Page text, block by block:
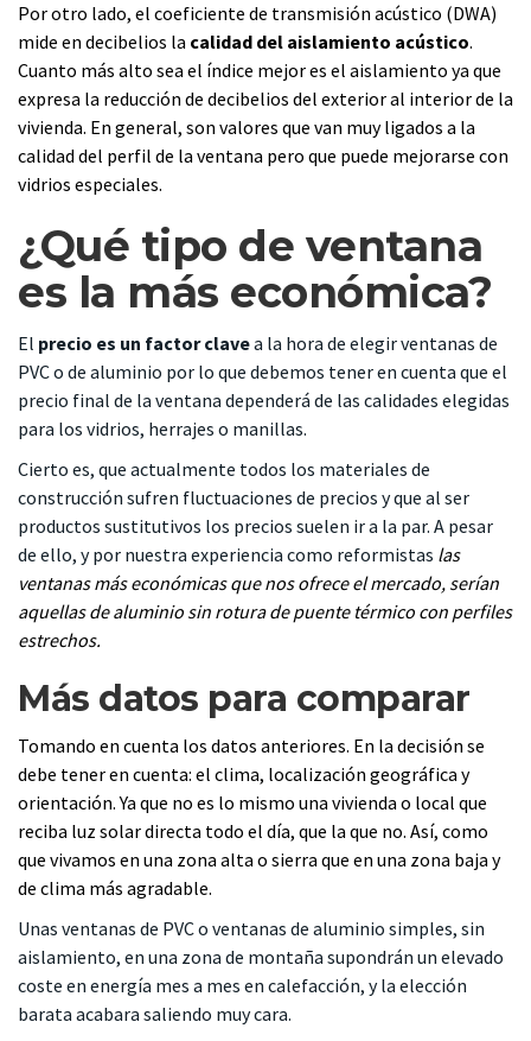
Por otro lado, el coeficiente de transmisión acústico (DWA)
mide en decibelios la calidad del aislamiento acústico.
Cuanto más alto sea el índice mejor es el aislamiento ya que
expresa la reducción de decibelios del exterior al interior de la
vivienda. En general, son valores que van muy ligados a la
calidad del perfil de la ventana pero que puede mejorarse con
vidrios especiales.
¿Qué tipo de ventana
es la más económica?
El precio es un factor clavea la hora de elegir ventanas de
PVC o de aluminio por lo que debemos tener en cuenta que el
precio final de la ventana dependerá de las calidades elegidas
para los vidrios, herrajes o manillas.
Cierto es, que actualmente todos los materiales de
construcción sufren fluctuaciones de precios y que al ser
productos sustitutivos los precios suelen ir a la par. A pesar
de ello, y por nuestra experiencia como reformistas las
ventanas más económicas que nos ofrece el mercado, serían
aquellas de aluminio sin rotura de puente térmico con perfiles
estrechos.
Más datos para comparar
Tomando en cuenta los datos anteriores. En la decisión se
debe tener en cuenta: el clima, localización geográfica y
orientación. Ya que no es lo mismo una vivienda o local que
reciba luz solar directa todo el día, que la que no. Así, como
que vivamos en una zona alta o sierra que en una zona baja y
de clima más agradable.
Unas ventanas de PVC o ventanas de aluminio simples, sin
aislamiento, en una zona de montaña supondrán un elevado
coste en energía mes a mes en calefacción, y la elección
barata acabara saliendo muy cara.